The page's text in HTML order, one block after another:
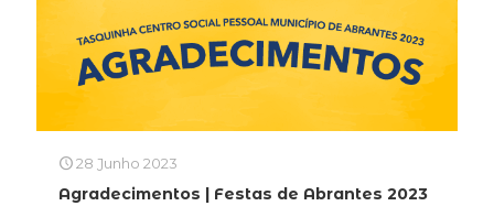
28 Junho 2023
Agradecimentos | Festas de Abrantes 2023